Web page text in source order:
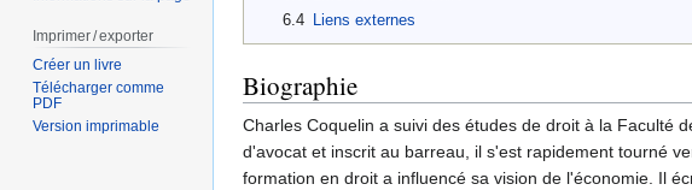
6.4
Liens externes
Biographie
Charles Coquelin a suivi des études de droit à la Faculté
d'avocat et inscrit au barreau, il s'est rapidement tourné
formation en droit a influencé sa vision de l'économie. Il
Imprimer / exporter
Créer un livre
Télécharger comme
PDF
Version imprimable